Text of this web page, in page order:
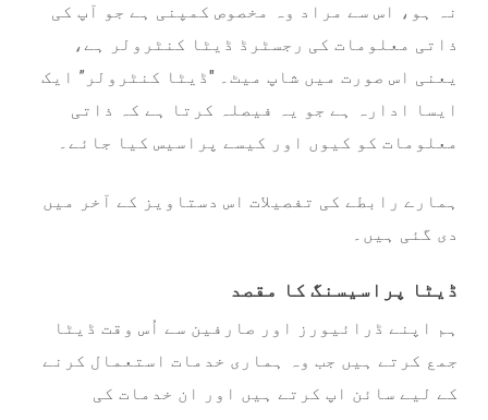
نہ ہو، اس سے مراد وہ مخصوص کمپنی ہے جو آپ کی
ذاتی معلومات کی رجسٹرڈ ڈیٹا کنٹرولر ہے،
یعنی اس صورت میں شاپ میٹ۔ "ڈیٹا کنٹرولر” ایک
ایسا ادارہ ہے جو یہ فیصلہ کرتا ہے کہ ذاتی
معلومات کو کیوں اور کیسے پراسیس کیا جائے۔
ہمارے رابطے کی تفصیلات اس دستاویز کے آخر میں
دی گئی ہیں۔
ڈیٹا پراسیسنگ کا مقصد
ہم اپنے ڈرائیورز اور صارفین سے اُس وقت ڈیٹا
جمع کرتے ہیں جب وہ ہماری خدمات استعمال کرنے
کے لیے سائن اپ کرتے ہیں اور ان خدمات کی